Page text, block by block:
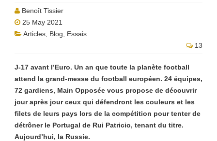
Benoît Tissier
25 May 2021
Articles Blog
Essais
13
J-17 avant l’Euro. Un an que toute la planète football
attend la grand-messe du football européen. 24 équipes,
72 gardiens, Main Opposée vous propose de découvrir
jour après jour ceux qui défendront les couleurs et les
filets de leurs pays lors de la compétition pour tenter de
détrôner le Portugal de Rui Patricio, tenant du titre.
Aujourd’hui, la Russie.